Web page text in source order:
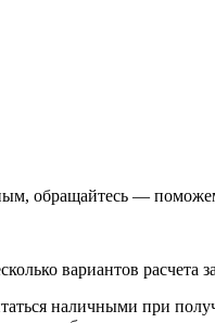
обращайтесь —
вариантов расчета
наличными при